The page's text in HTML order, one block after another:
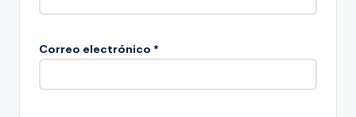
Correo electrónico *